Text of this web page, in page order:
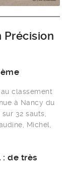
Précision
classement
à Nancy du
32 sauts,
Michel,
: de très